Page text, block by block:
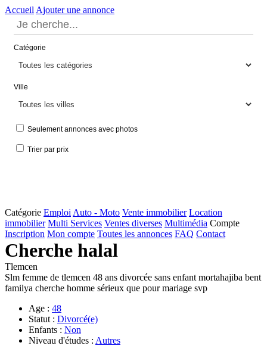
Accueil Ajouter une annonce
Catégorie
Ville
Seulement annonces avec photos
Trier par prix
Catégorie Emploi Auto - Moto Vente immobilier Location
immobilier Multi Services Ventes diverses Multimédia Compte
Inscription Mon compte Toutes les annonces FAQ Contact
Cherche halal
Tlemcen
Slm femme de tlemcen 48 ans divorcée sans enfant mortahajiba bent
familya cherche homme sérieux que pour mariage svp
Age : 48
Statut : Divorcé(e)
Enfants : Non
Niveau d'études : Autres